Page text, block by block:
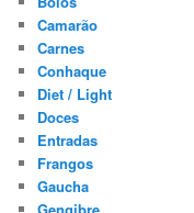
Camarão
Carnes
Conhaque
Diet / Light
Doces
Entradas
Frangos
Gaucha